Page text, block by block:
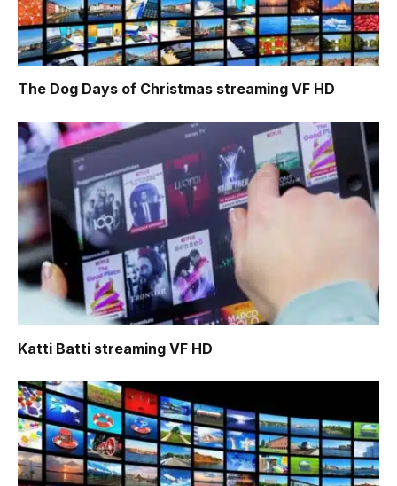
The Dog Days of Christmas streaming VF HD
Katti Batti streaming VF HD